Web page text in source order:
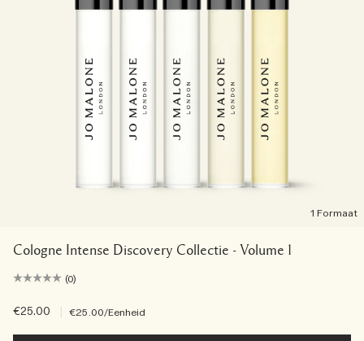
1 Formaat
Cologne Intense Discovery Collectie - Volume 1
(0)
€25.00 €25.00/Eenheid